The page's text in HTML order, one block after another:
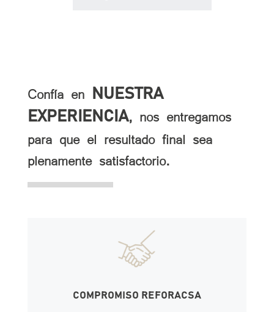
Confía en
NUESTRA
EXPERIENCIA, nos entregamos
para que el resultado final sea
plenamente satisfactorio.
COMPROMISO REFORACSA